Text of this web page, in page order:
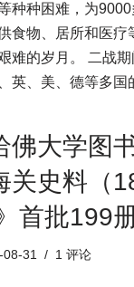
种种困难，为
食物、居所和医疗
难的岁月。 二战
英、美、德等多
佛大学图
关史料（
首批199
31 1 评论